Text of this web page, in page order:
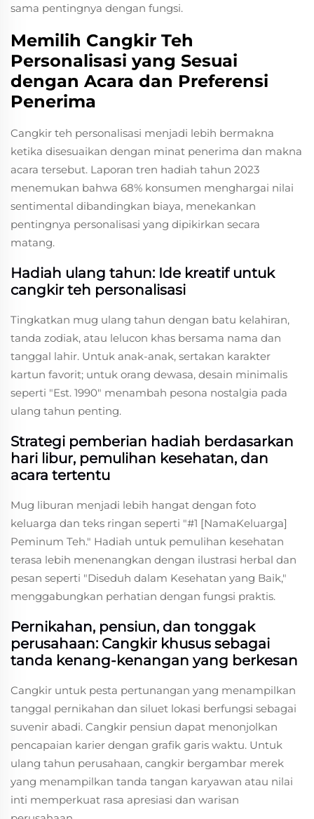
sama pentingnya dengan fungsi.
Memilih Cangkir Teh
Personalisasi yang Sesuai
dengan Acara dan Preferensi
Penerima
Cangkir teh personalisasi menjadi lebih bermakna
ketika disesuaikan dengan minat penerima dan makna
acara tersebut. Laporan tren hadiah tahun 2023
menemukan bahwa 68% konsumen menghargai nilai
sentimental dibandingkan biaya, menekankan
pentingnya personalisasi yang dipikirkan secara
matang.
Hadiah ulang tahun: Ide kreatif untuk
cangkir teh personalisasi
Tingkatkan mug ulang tahun dengan batu kelahiran,
tanda zodiak, atau lelucon khas bersama nama dan
tanggal lahir. Untuk anak-anak, sertakan karakter
kartun favorit; untuk orang dewasa, desain minimalis
seperti "Est. 1990" menambah pesona nostalgia pada
ulang tahun penting.
Strategi pemberian hadiah berdasarkan
hari libur, pemulihan kesehatan, dan
acara tertentu
Mug liburan menjadi lebih hangat dengan foto
keluarga dan teks ringan seperti "#1 [NamaKeluarga]
Peminum Teh." Hadiah untuk pemulihan kesehatan
terasa lebih menenangkan dengan ilustrasi herbal dan
pesan seperti "Diseduh dalam Kesehatan yang Baik,"
menggabungkan perhatian dengan fungsi praktis.
Pernikahan, pensiun, dan tonggak
perusahaan: Cangkir khusus sebagai
tanda kenang-kenangan yang berkesan
Cangkir untuk pesta pertunangan yang menampilkan
tanggal pernikahan dan siluet lokasi berfungsi sebagai
suvenir abadi. Cangkir pensiun dapat menonjolkan
pencapaian karier dengan grafik garis waktu. Untuk
ulang tahun perusahaan, cangkir bergambar merek
yang menampilkan tanda tangan karyawan atau nilai
inti memperkuat rasa apresiasi dan warisan